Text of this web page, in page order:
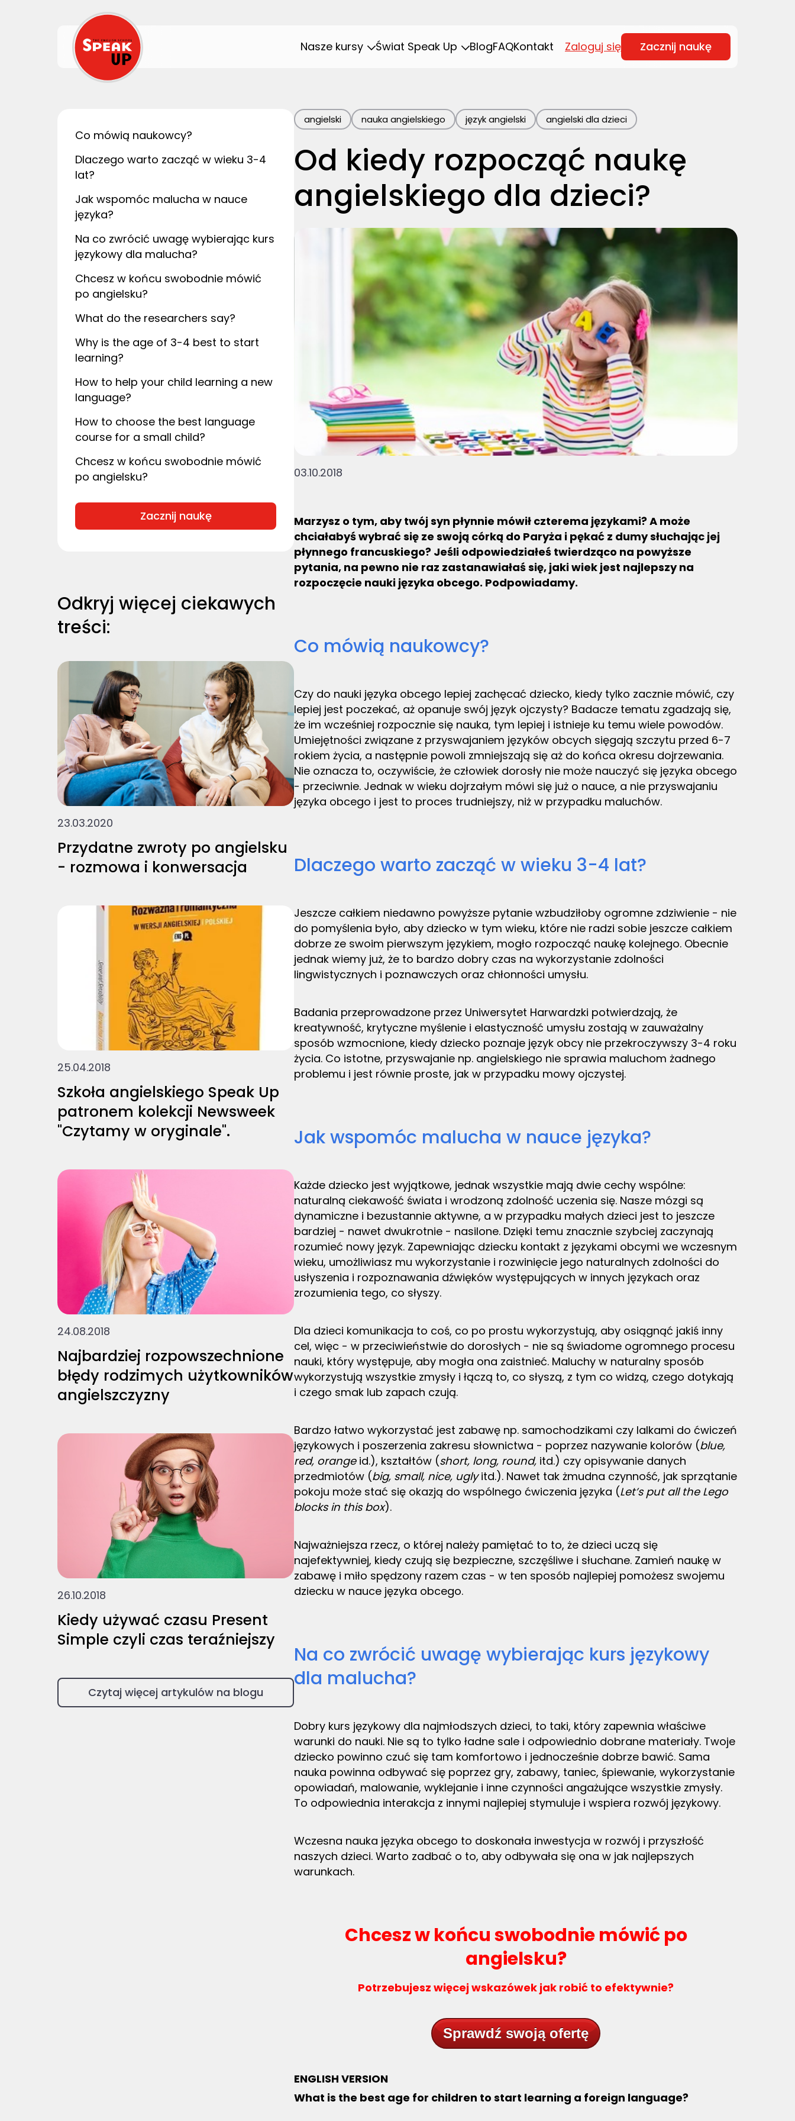
Nasze kursy Świat Speak Up BlogFAQKontakt Zaloguj się Zacznij naukę
Co mówią naukowcy?
Dlaczego warto zacząć w wieku 3-4
lat?
Jak wspomóc malucha w nauce
języka?
Na co zwrócić uwagę wybierając kurs
językowy dla malucha?
Chcesz w końcu swobodnie mówić
po angielsku?
What do the researchers say?
Why is the age of 3-4 best to start
learning?
How to help your child learning a new
language?
How to choose the best language
course for a small child?
Chcesz w końcu swobodnie mówić
po angielsku?
Zacznij naukę
Odkryj więcej ciekawych
treści:
23.03.2020
Przydatne zwroty po angielsku
- rozmowa i konwersacja
25.04.2018
Szkoła angielskiego Speak Up
patronem kolekcji Newsweek
"Czytamy w oryginale".
24.08.2018
Najbardziej rozpowszechnione
błędy rodzimych użytkowników
angielszczyzny
26.10.2018
Kiedy używać czasu Present
Simple czyli czas teraźniejszy
Czytaj więcej artykulów na blogu
angielski nauka angielskiego język angielski angielski dla dzieci
Od kiedy rozpocząć naukę
angielskiego dla dzieci?
03.10.2018
Marzysz o tym, aby twój syn płynnie mówił czterema językami? A może
chciałabyś wybrać się ze swoją córką do Paryża i pękać z dumy słuchając jej
płynnego francuskiego? Jeśli odpowiedziałeś twierdząco na powyższe
pytania, na pewno nie raz zastanawiałaś się, jaki wiek jest najlepszy na
rozpoczęcie nauki języka obcego. Podpowiadamy.
Co mówią naukowcy?
Czy do nauki języka obcego lepiej zachęcać dziecko, kiedy tylko zacznie mówić, czy
lepiej jest poczekać, aż opanuje swój język ojczysty? Badacze tematu zgadzają się,
że im wcześniej rozpocznie się nauka, tym lepiej i istnieje ku temu wiele powodów.
Umiejętności związane z przyswajaniem języków obcych sięgają szczytu przed 6-7
rokiem życia, a następnie powoli zmniejszają się aż do końca okresu dojrzewania.
Nie oznacza to, oczywiście, że człowiek dorosły nie może nauczyć się języka obcego
- przeciwnie. Jednak w wieku dojrzałym mówi się już o nauce, a nie przyswajaniu
języka obcego i jest to proces trudniejszy, niż w przypadku maluchów.
Dlaczego warto zacząć w wieku 3-4 lat?
Jeszcze całkiem niedawno powyższe pytanie wzbudziłoby ogromne zdziwienie - nie
do pomyślenia było, aby dziecko w tym wieku, które nie radzi sobie jeszcze całkiem
dobrze ze swoim pierwszym językiem, mogło rozpocząć naukę kolejnego. Obecnie
jednak wiemy już, że to bardzo dobry czas na wykorzystanie zdolności
lingwistycznych i poznawczych oraz chłonności umysłu.
Badania przeprowadzone przez Uniwersytet Harwardzki potwierdzają, że
kreatywność, krytyczne myślenie i elastyczność umysłu zostają w zauważalny
sposób wzmocnione, kiedy dziecko poznaje język obcy nie przekroczywszy 3-4 roku
życia. Co istotne, przyswajanie np. angielskiego nie sprawia maluchom żadnego
problemu i jest równie proste, jak w przypadku mowy ojczystej.
Jak wspomóc malucha w nauce języka?
Każde dziecko jest wyjątkowe, jednak wszystkie mają dwie cechy wspólne:
naturalną ciekawość świata i wrodzoną zdolność uczenia się. Nasze mózgi są
dynamiczne i bezustannie aktywne, a w przypadku małych dzieci jest to jeszcze
bardziej - nawet dwukrotnie - nasilone. Dzięki temu znacznie szybciej zaczynają
rozumieć nowy język. Zapewniając dziecku kontakt z językami obcymi we wczesnym
wieku, umożliwiasz mu wykorzystanie i rozwinięcie jego naturalnych zdolności do
usłyszenia i rozpoznawania dźwięków występujących w innych językach oraz
zrozumienia tego, co słyszy.
Dla dzieci komunikacja to coś, co po prostu wykorzystują, aby osiągnąć jakiś inny
cel, więc - w przeciwieństwie do dorosłych - nie są świadome ogromnego procesu
nauki, który występuje, aby mogła ona zaistnieć. Maluchy w naturalny sposób
wykorzystują wszystkie zmysły i łączą to, co słyszą, z tym co widzą, czego dotykają
i czego smak lub zapach czują.
Bardzo łatwo wykorzystać jest zabawę np. samochodzikami czy lalkami do ćwiczeń
językowych i poszerzenia zakresu słownictwa - poprzez nazywanie kolorów (blue,
red, orangeid.), kształtów (short, long, round, itd.) czy opisywanie danych
przedmiotów (big, small, nice, uglyitd.). Nawet tak żmudna czynność, jak sprzątanie
pokoju może stać się okazją do wspólnego ćwiczenia języka (Let’s put all the Lego
blocks in this box).
Najważniejsza rzecz, o której należy pamiętać to to, że dzieci uczą się
najefektywniej, kiedy czują się bezpieczne, szczęśliwe i słuchane. Zamień naukę w
zabawę i miło spędzony razem czas - w ten sposób najlepiej pomożesz swojemu
dziecku w nauce języka obcego.
Na co zwrócić uwagę wybierając kurs językowy
dla malucha?
Dobry kurs językowy dla najmłodszych dzieci, to taki, który zapewnia właściwe
warunki do nauki. Nie są to tylko ładne sale i odpowiednio dobrane materiały. Twoje
dziecko powinno czuć się tam komfortowo i jednocześnie dobrze bawić. Sama
nauka powinna odbywać się poprzez gry, zabawy, taniec, śpiewanie, wykorzystanie
opowiadań, malowanie, wyklejanie i inne czynności angażujące wszystkie zmysły.
To odpowiednia interakcja z innymi najlepiej stymuluje i wspiera rozwój językowy.
Wczesna nauka języka obcego to doskonała inwestycja w rozwój i przyszłość
naszych dzieci. Warto zadbać o to, aby odbywała się ona w jak najlepszych
warunkach.
Chcesz w końcu swobodnie mówić po
angielsku?
Potrzebujesz więcej wskazówek jak robić to efektywnie?
Sprawdź swoją ofertę
ENGLISH VERSION
What is the best age for children to start learning a foreign language?